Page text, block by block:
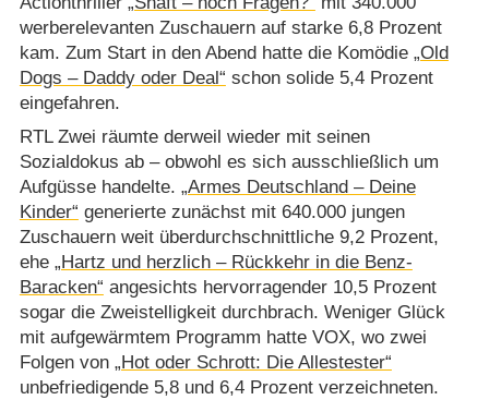
werberelevanten Zuschauern auf starke 6,8 Prozent
kam. Zum Start in den Abend hatte die Komödie „Old
Dogs – Daddy oder Deal“ schon solide 5,4 Prozent
eingefahren.
RTL Zwei räumte derweil wieder mit seinen
Sozialdokus ab – obwohl es sich ausschließlich um
Aufgüsse handelte. „Armes Deutschland – Deine
Kinder“ generierte zunächst mit 640.000 jungen
Zuschauern weit überdurchschnittliche 9,2 Prozent,
ehe „Hartz und herzlich – Rückkehr in die Benz-
Baracken“ angesichts hervorragender 10,5 Prozent
sogar die Zweistelligkeit durchbrach. Weniger Glück
mit aufgewärmtem Programm hatte VOX, wo zwei
Folgen von „Hot oder Schrott: Die Allestester“
unbefriedigende 5,8 und 6,4 Prozent verzeichneten.